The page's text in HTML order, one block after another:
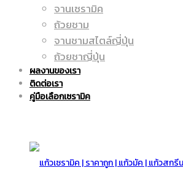
แก้ว
มัค
|
|
แก้ว
จานเซรามิค
ถ้วยชาม
จานชามสไตล์ญี่ปุ่น
ถ้วยชาญี่ปุ่น
ผลงานของเรา
ติดต่อเรา
คู่มือเลือกเซรามิค